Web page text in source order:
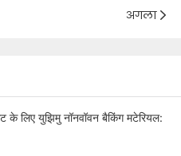
अगला
के लिए युझिमु नॉनवॉवन बैकिंग मटेरियल: